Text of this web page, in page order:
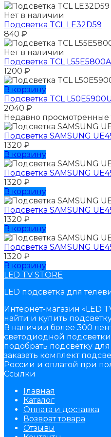
Нет в наличии
Подсветка TCL LE32D59
840 ₽
Нет в наличии
Подсветка TCL
1200 ₽
В корзину
Подсветка TCL
2040 ₽
Недавно просмотренные
Подсветка SAMSUNG
1320 ₽
В корзину
Подсветка SAMSUNG
1320 ₽
В корзину
Подсветка SAMSUNG
1320 ₽
В корзину
Подсветка SAMSUNG
1320 ₽
В корзину
LED TV STORE
LED подсветка для
Интернет-магазин «LED
найти и купить
В наличии более 300
светодиодной
подобрать подсветку
заказать комплект
России и оплатой при
Ссылки
Главная
Каталог
Оплата и доставка
Возврат товара
Отзывы